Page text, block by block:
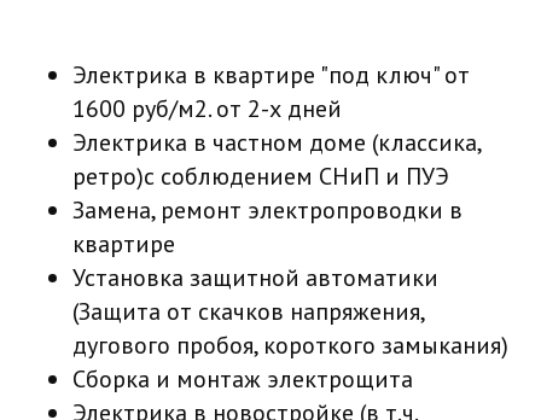
Электрика в квартире "под ключ" от
1600 руб/м2. от 2-х дней
Электрика в частном доме (классика,
ретро)с соблюдением СНиП и ПУЭ
Замена, ремонт электропроводки в
квартире
Установка защитной автоматики
(Защита от скачков напряжения,
дугового пробоя, короткого замыкания)
Сборка и монтаж электрощита
Электрика в новостройке (в т.ч.